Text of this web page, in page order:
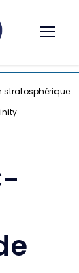
stratosphérique